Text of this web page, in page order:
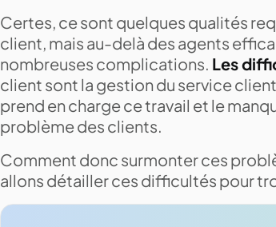
Certes, ce sont quelques qualités
client, mais au-delà des agents
nombreuses complications. Les
client sont la gestion du service
prend en charge ce travail et le
problème des clients.
Comment donc surmonter ces
allons détailler ces difficultés pour